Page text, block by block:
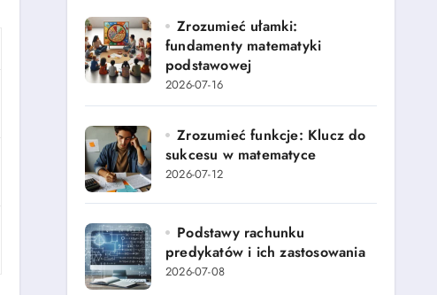
Zrozumieć ułamki:
fundamenty matematyki
podstawowej
2026-07-16
Zrozumieć funkcje: Klucz do
sukcesu w matematyce
2026-07-12
Podstawy rachunku
predykatów i ich zastosowania
2026-07-08